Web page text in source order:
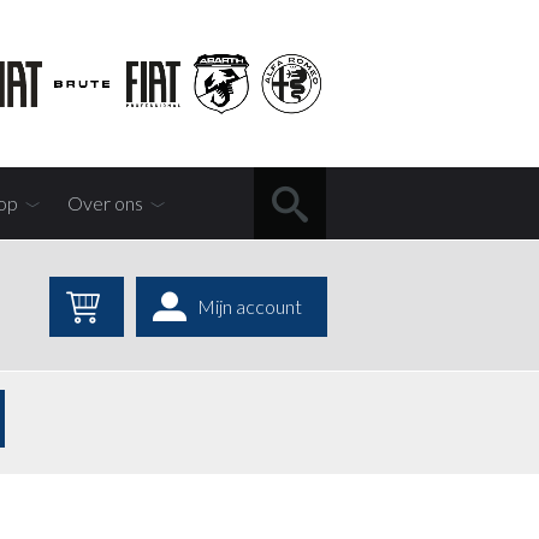
Over ons
Mijn account